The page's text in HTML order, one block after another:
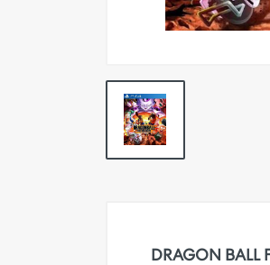
Gafas Gamer
Notebooks
Perifericos PC
2X1 DIGITALES PS4/PS5
DRAGON BALL